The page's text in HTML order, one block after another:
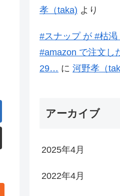
孝（taka) より
#スナップ が #枯
#amazon で注文し
29… に 河野孝（
アーカイブ
2025年4月
2022年4月